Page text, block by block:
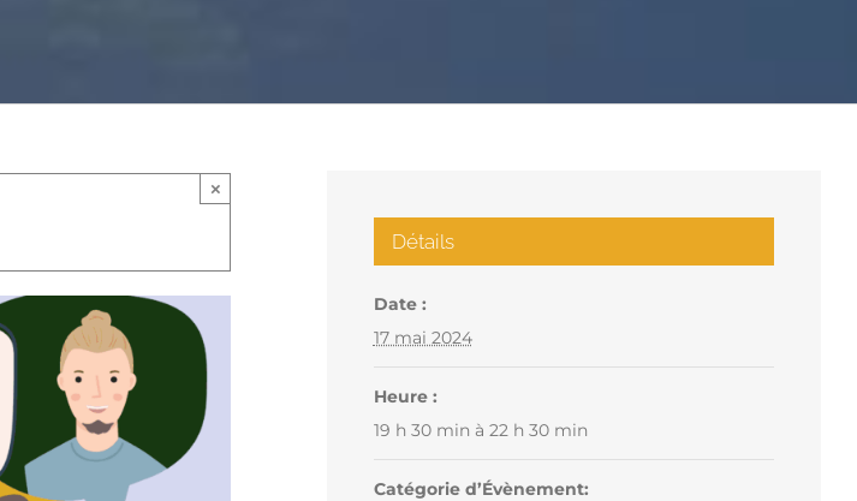
×
Détails
Date :
17 mai 2024
Heure :
19 h 30 min à 22 h 30 min
Catégorie d’Évènement: